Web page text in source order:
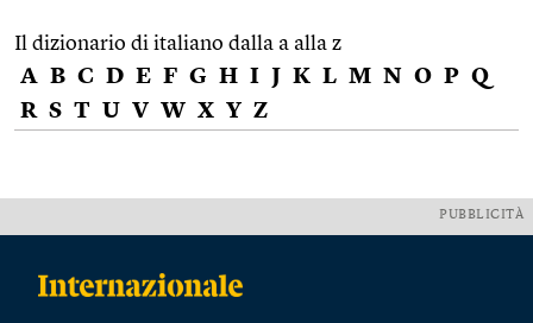
Il dizionario di italiano dalla a alla z
A B C D E F G H I J K L M N O P Q
R S T U V W X Y Z
PUBBLICITÀ